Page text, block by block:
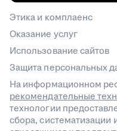
Этика и комплаенс
Оказание услуг
Использование сайтов
Защита персональных
На информационном
рекомендательные
технологии
сбора, систематизации